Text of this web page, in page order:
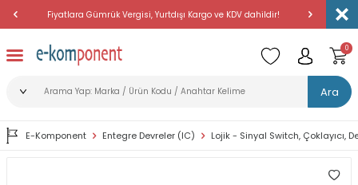
Fiyatlara Gümrük Vergisi, Yurtdışı Kargo ve KDV dahildir!
Ara
0
E-Komponent Entegre Devreler (IC) Lojik - Sinyal Switch, Çoklayıcı,